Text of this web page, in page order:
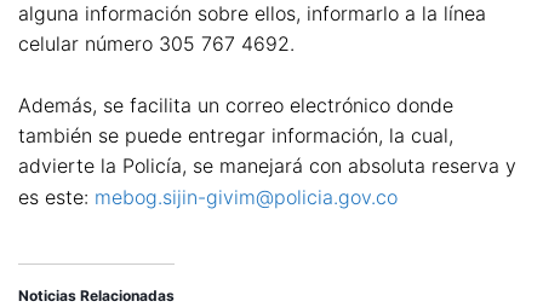
alguna información sobre ellos, informarlo a la línea
celular número 305 767 4692.
Además, se facilita un correo electrónico donde
también se puede entregar información, la cual,
advierte la Policía, se manejará con absoluta reserva y
es este: mebog.sijin-givim@policia.gov.co
Noticias Relacionadas